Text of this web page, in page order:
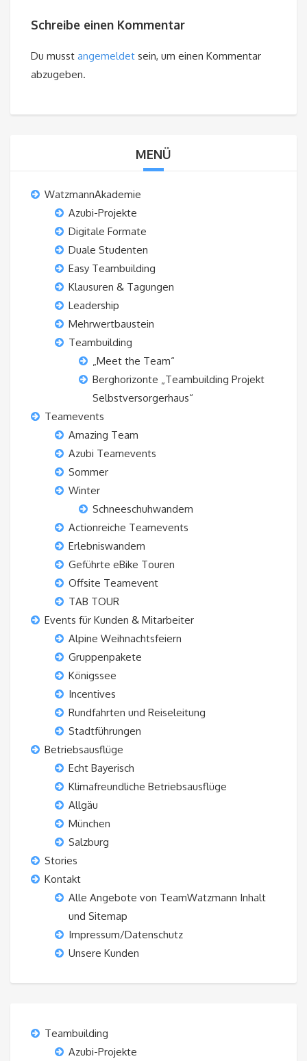
Schreibe einen Kommentar
Du musst angemeldet sein, um einen Kommentar
abzugeben.
MENÜ
WatzmannAkademie
Azubi-Projekte
Digitale Formate
Duale Studenten
Easy Teambuilding
Klausuren & Tagungen
Leadership
Mehrwertbaustein
Teambuilding
„Meet the Team“
Berghorizonte „Teambuilding Projekt
Selbstversorgerhaus“
Teamevents
Amazing Team
Azubi Teamevents
Sommer
Winter
Schneeschuhwandern
Actionreiche Teamevents
Erlebniswandern
Geführte eBike Touren
Offsite Teamevent
TAB TOUR
Events für Kunden & Mitarbeiter
Alpine Weihnachtsfeiern
Gruppenpakete
Königssee
Incentives
Rundfahrten und Reiseleitung
Stadtführungen
Betriebsausflüge
Echt Bayerisch
Klimafreundliche Betriebsausflüge
Allgäu
München
Salzburg
Stories
Kontakt
Alle Angebote von TeamWatzmann Inhalt
und Sitemap
Impressum/Datenschutz
Unsere Kunden
Teambuilding
Azubi-Projekte